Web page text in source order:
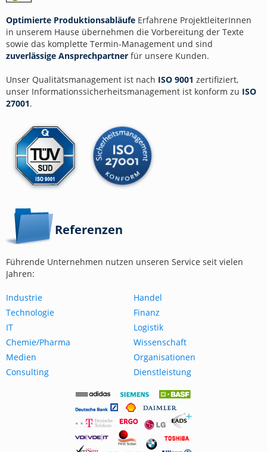
Optimierte Produktionsabläufe Erfahrene ProjektleiterInnen
in unserem Hause übernehmen die Vorbereitung der Texte
sowie das komplette Termin-Management und sind
zuverlässige Ansprechpartner für unsere Kunden.
Unser Qualitätsmanagement ist nach ISO 9001 zertifiziert,
unser Informationssicherheitsmanagement ist konform zu ISO
27001.
Referenzen
Führende Unternehmen nutzen unseren Service seit vielen
Jahren:
Industrie
Technologie
IT
Chemie/Pharma
Medien
Consulting
Handel
Finanz
Logistik
Wissenschaft
Organisationen
Dienstleistung